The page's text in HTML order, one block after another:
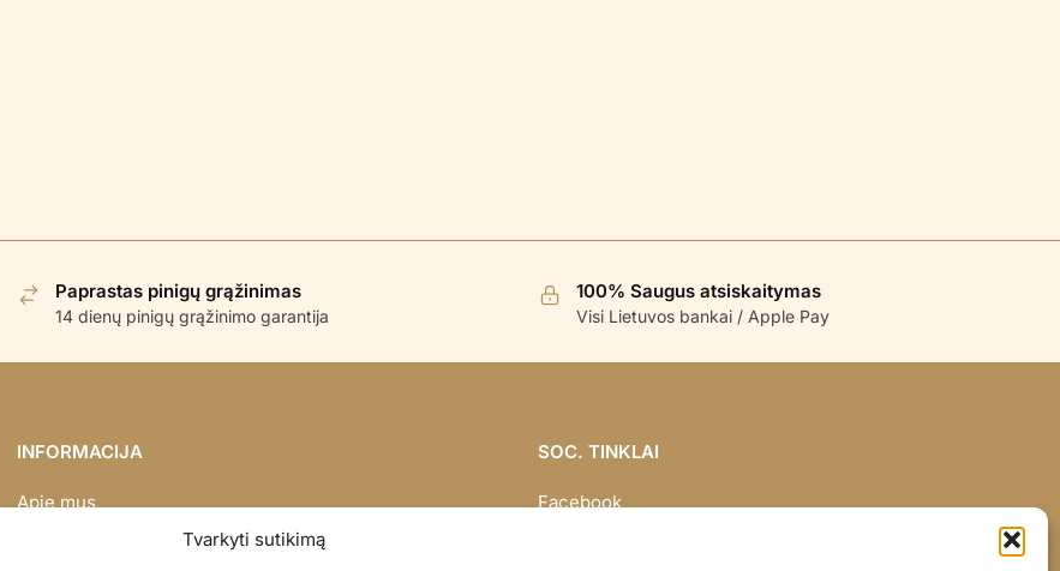
Tvarkyti sutikimą
Paprastas pinigų grąžinimas
14 dienų pinigų grąžinimo garantija
100% Saugus atsiskaitymas
Visi Lietuvos bankai / Apple Pay
INFORMACIJA
Apie mus
SOC. TINKLAI
Facebook